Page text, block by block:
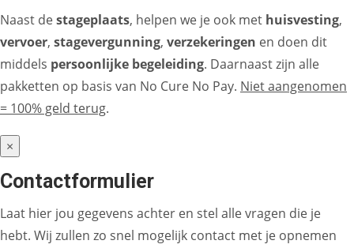
Naast destageplaats, helpen we je ook met huisvesting,
vervoer, stagevergunning, verzekeringen en doen dit
middels persoonlijke begeleiding. Daarnaast zijn alle
pakketten op basis van No Cure No Pay. Niet aangenomen
= 100% geld terug.
×
Contactformulier
Laat hier jou gegevens achter en stel alle vragen die je
hebt. Wij zullen zo snel mogelijk contact met je opnemen